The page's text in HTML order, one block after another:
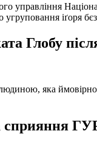
управління
угруповання іґоря
Глобу
яка
ГУР